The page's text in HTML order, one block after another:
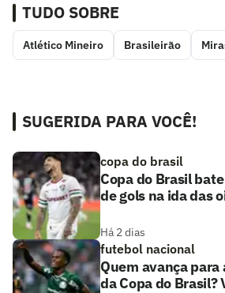
TUDO SOBRE
Atlético Mineiro Brasileirão
SUGERIDA PARA VOCÊ!
copa do brasil
Copa do Brasil
de gols na ida das
Há 2 dias
futebol nacional
Quem avança
da Copa do Brasil?